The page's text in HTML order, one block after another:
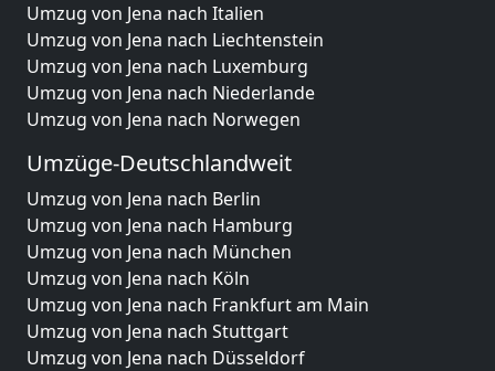
Umzug von Jena nach Italien
Umzug von Jena nach Liechtenstein
Umzug von Jena nach Luxemburg
Umzug von Jena nach Niederlande
Umzug von Jena nach Norwegen
Umzüge-Deutschlandweit
Umzug von Jena nach Berlin
Umzug von Jena nach Hamburg
Umzug von Jena nach München
Umzug von Jena nach Köln
Umzug von Jena nach Frankfurt am Main
Umzug von Jena nach Stuttgart
Umzug von Jena nach Düsseldorf